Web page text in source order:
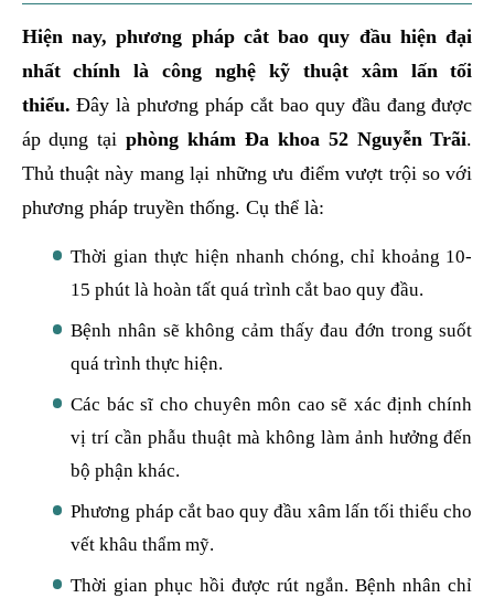
Hiện nay, phương pháp cắt bao quy đầu hiện đại
nhất chính là công nghệ kỹ thuật xâm lấn tối
thiểu. Đây là phương pháp cắt bao quy đầu đang được
áp dụng tạiphòng khám Đa khoa 52 Nguyễn Trãi.
Thủ thuật này mang lại những ưu điểm vượt trội so với
phương pháp truyền thống. Cụ thể là:
Thời gian thực hiện nhanh chóng, chỉ khoảng 10-
15 phút là hoàn tất quá trình cắt bao quy đầu.
Bệnh nhân sẽ không cảm thấy đau đớn trong suốt
quá trình thực hiện.
Các bác sĩ cho chuyên môn cao sẽ xác định chính
vị trí cần phẫu thuật mà không làm ảnh hưởng đến
bộ phận khác.
Phương pháp cắt bao quy đầu xâm lấn tối thiểu cho
vết khâu thẩm mỹ.
Thời gian phục hồi được rút ngắn. Bệnh nhân chỉ